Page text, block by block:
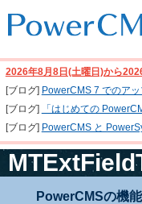
2026年8月8日(土曜日)から
[ブログ] PowerCMS 7 でのア
[ブログ]
「はじめての
[ブログ] PowerCMS と
PowerCMSの機能